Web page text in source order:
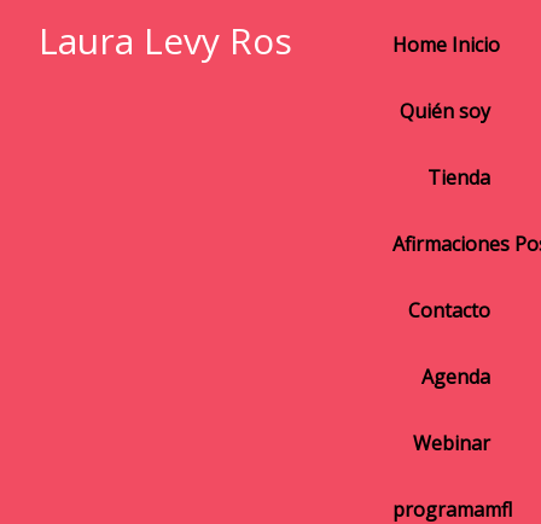
Laura Levy Ros Home Inicio
Quién soy
Tienda
Afirmaciones
Contacto
Agenda
Webinar
programamfl